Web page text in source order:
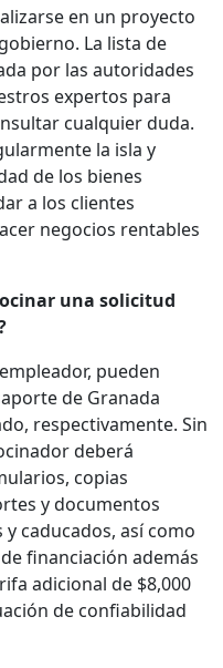
en un proyecto
La lista de
por las autoridades
expertos para
cualquier duda.
la isla y
de los bienes
a los clientes
negocios rentables
una solicitud
pueden
de Granada
respectivamente. Sin
deberá
copias
y documentos
caducados, así como
financiación además
adicional de $8,000
de confiabilidad